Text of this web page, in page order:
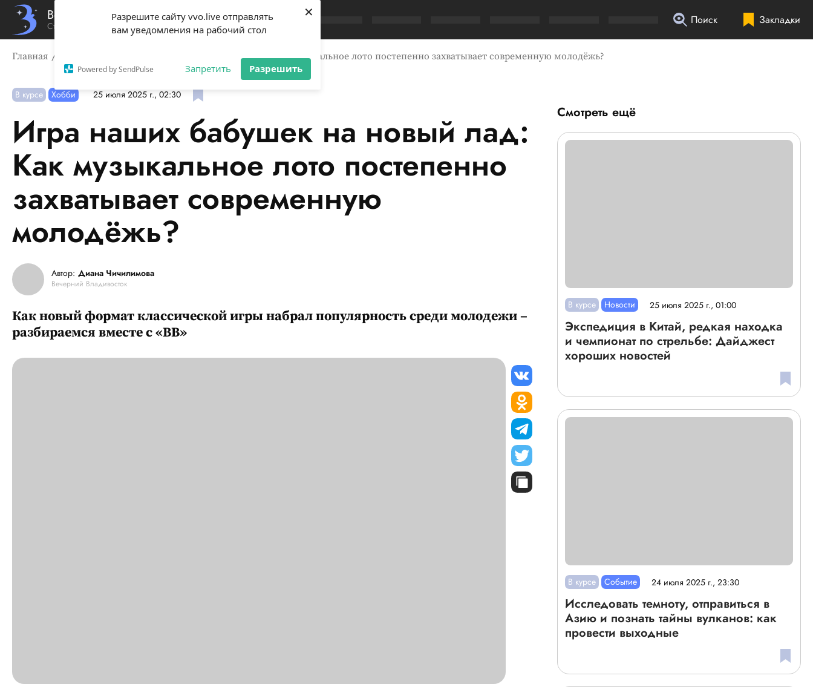
Разрешите сайту vvo.live отправлять
вам уведомления на рабочий стол
Powered by SendPulse Запретить Разрешить
×
Вечерний Владивосток
Стиль жизни твоего города Закладки
Поиск
Главная Игра наших бабушек на новый лад: Как музыкальное лото постепенно захватывает современную молодёжь?
В курсе Хобби 25 июля 2025 г., 02:30
Игра наших бабушек на новый лад:
Как музыкальное лото постепенно
захватывает современную
молодёжь?
Автор: Диана Чичилимова
Вечерний Владивосток
Как новый формат классической игры набрал популярность среди молодежи –
разбираемся вместе с «ВВ»
Смотреть ещё
В курсе Новости 25 июля 2025 г., 01:00
Экспедиция в Китай, редкая находка
и чемпионат по стрельбе: Дайджест
хороших новостей
В курсе Событие 24 июля 2025 г., 23:30
Исследовать темноту, отправиться в
Азию и познать тайны вулканов: как
провести выходные